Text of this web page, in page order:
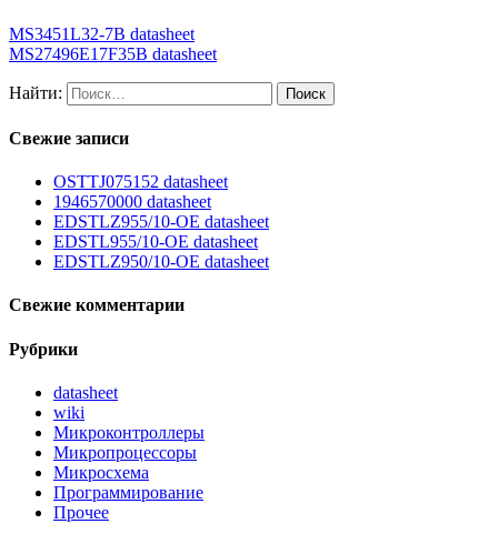
MS3451L32-7B datasheet
MS27496E17F35B datasheet
Найти:
Свежие записи
OSTTJ075152 datasheet
1946570000 datasheet
EDSTLZ955/10-OE datasheet
EDSTL955/10-OE datasheet
EDSTLZ950/10-OE datasheet
Свежие комментарии
Рубрики
datasheet
wiki
Микроконтроллеры
Микропроцессоры
Микросхема
Программирование
Прочее